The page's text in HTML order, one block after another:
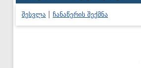
შესვლა ჩანაწერის შექმნა